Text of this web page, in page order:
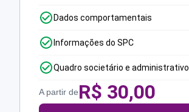
Dados comportamentais
Informações do SPC
Quadro societário e administrativo
A partir deR$ 30,00